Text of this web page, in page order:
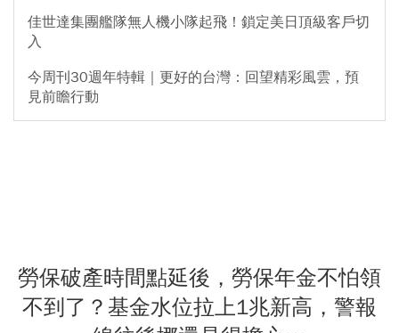
佳世達集團艦隊無人機小隊起飛！鎖定美日頂級客戶切
入
今周刊30週年特輯｜更好的台灣：回望精彩風雲，預
見前瞻行動
勞保破產時間點延後，勞保年金不怕領
不到了？基金水位拉上1兆新高，警報